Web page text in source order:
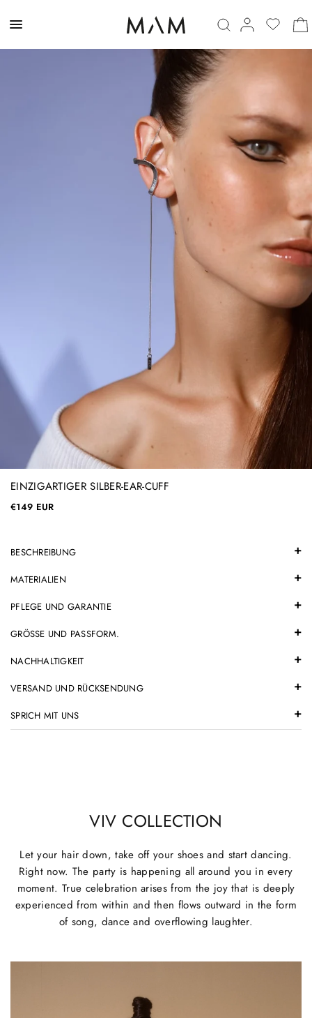
EINZIGARTIGER SILBER-EAR-CUFF
€149 EUR
BESCHREIBUNG
MATERIALIEN
PFLEGE UND GARANTIE
GRÖSSE UND PASSFORM.
NACHHALTIGKEIT
VERSAND UND RÜCKSENDUNG
SPRICH MIT UNS
VIV COLLECTION
Let your hair down, take off your shoes and start dancing.
Right now. The party is happening all around you in every
moment. True celebration arises from the joy that is deeply
experienced from within and then flows outward in the form
of song, dance and overflowing laughter.